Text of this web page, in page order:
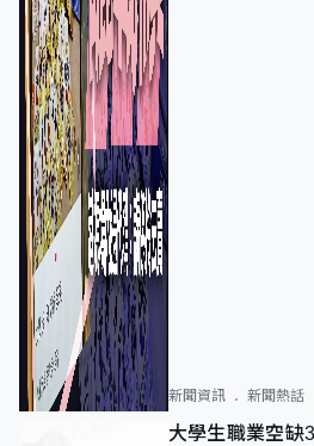
新聞資訊 新聞熱話
大學生職業空